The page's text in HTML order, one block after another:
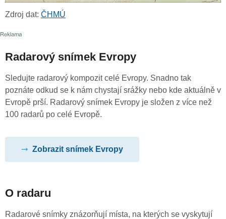
Zdroj dat: ČHMÚ
Radarový snímek Evropy
Sledujte radarový kompozit celé Evropy. Snadno tak
poznáte odkud se k nám chystají srážky nebo kde aktuálně v
Evropě prší. Radarový snímek Evropy je složen z více než
100 radarů po celé Evropě.
Zobrazit snímek Evropy
O radaru
Radarové snímky znázorňují místa, na kterých se vyskytují